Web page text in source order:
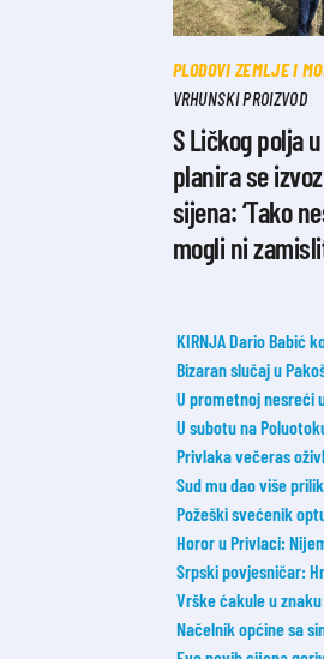
PLODOVI ZEMLJE I
VRHUNSKI PROIZVOD
S Ličkog polja
planira se
sijena: ‘Tako
mogli ni
KIRNJA Dario Babić
Bizaran slučaj u
U prometnoj nesreći
U subotu na
Privlaka večeras
Sud mu dao više
Požeški svećenik
Horor u Privlaci:
Srpski povjesničar:
Vrške ćakule u
Načelnik općine sa